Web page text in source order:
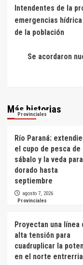
de
entradas
Intendentes de la
emergencias
de la población
Se acordaron
Más historias
Provinciales
Río Paraná:
el cupo de pesca de
sábalo y la veda
dorado hasta
septiembre
agosto 7, 2026
Provinciales
Proyectan una línea
alta tensión para
cuadruplicar la
en el norte